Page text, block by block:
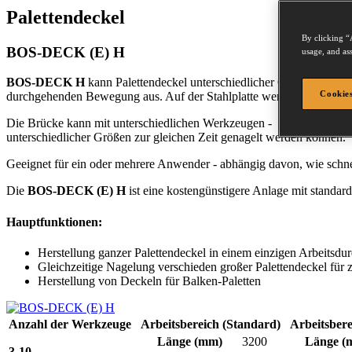
Palettendeckel
BOS-DECK (E) H
BOS-DECK Hkann Palettendeckel unterschiedlicher Größen auf
durchgehenden Bewegung aus. Auf der Stahlplatte werden die
Die Brücke kann mit unterschiedlichen Werkzeugen - abhängig von
unterschiedlicher Größen zur gleichen Zeit genagelt werden können.
Geeignet für ein oder mehrere Anwender - abhängig davon, wie
Die BOS-DECK (E) Hist eine kostengünstigere Anlage mit
Hauptfunktionen:
Herstellung ganzer Palettendeckel in einem einzigen
Gleichzeitige Nagelung verschieden großer Palettendeckel für
Herstellung von Deckeln für Balken-Paletten
Anzahl der Werkzeuge Arbeitsbereich (Standard)
Länge (mm) 3200 Länge
By clicking
usage, and